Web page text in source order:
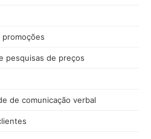
pesquisas de preços
de comunicação verbal